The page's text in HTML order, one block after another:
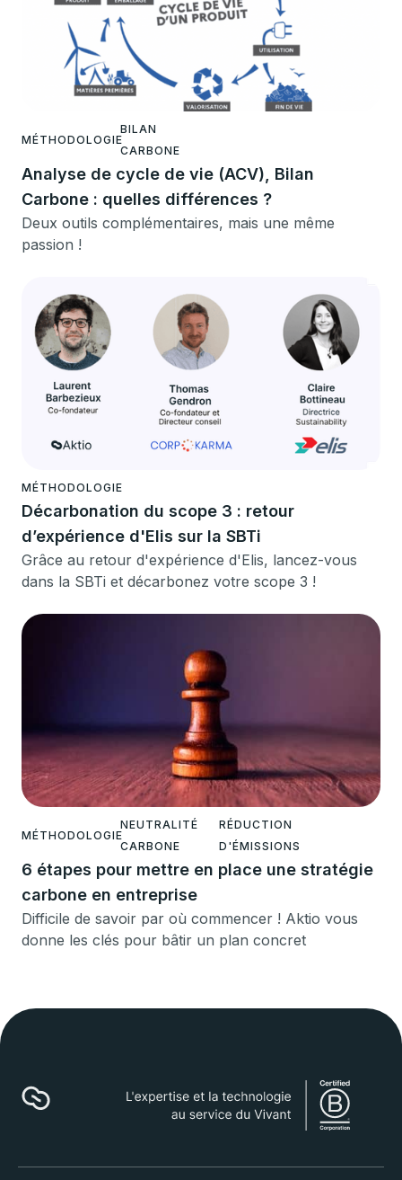
MÉTHODOLOGIE
BILAN
CARBONE
Analyse de cycle de vie (ACV), Bilan
Carbone : quelles différences ?
Deux outils complémentaires, mais une même
passion !
MÉTHODOLOGIE
Décarbonation du scope 3 : retour
d’expérience d'Elis sur la SBTi
Grâce au retour d'expérience d'Elis, lancez-vous
dans la SBTi et décarbonez votre scope 3 !
MÉTHODOLOGIE
NEUTRALITÉ
CARBONE
RÉDUCTION
D'ÉMISSIONS
6 étapes pour mettre en place une stratégie
carbone en entreprise
Difficile de savoir par où commencer ! Aktio vous
donne les clés pour bâtir un plan concret